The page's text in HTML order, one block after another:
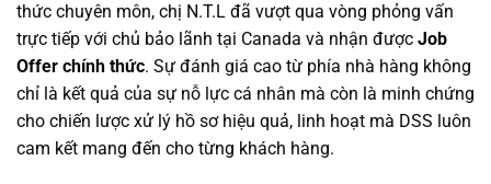
thức chuyên môn, chị N.T.L đã vượt qua vòng phỏng vấn
trực tiếp với chủ bảo lãnh tại Canada và nhận được Job
Offer chính thức. Sự đánh giá cao từ phía nhà hàng không
chỉ là kết quả của sự nỗ lực cá nhân mà còn là minh chứng
cho chiến lược xử lý hồ sơ hiệu quả, linh hoạt mà DSS luôn
cam kết mang đến cho từng khách hàng.